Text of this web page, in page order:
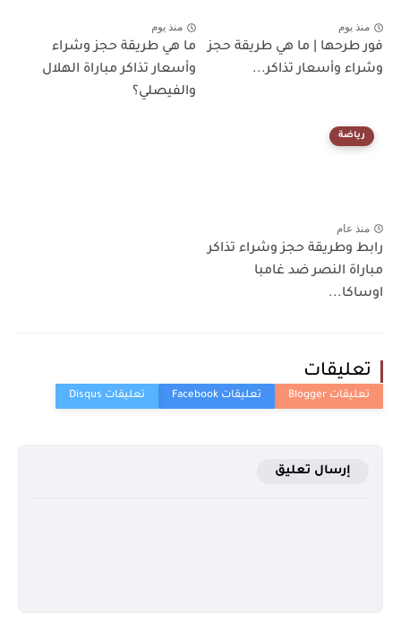
منذ يوم
فور طرحها | ما هي طريقة حجز
وشراء وأسعار تذاكر...
منذ يوم
ما هي طريقة حجز وشراء
وأسعار تذاكر مباراة الهلال
والفيصلي؟
رياضة
منذ عام
رابط وطريقة حجز وشراء تذاكر
مباراة النصر ضد غامبا
اوساكا...
تعليقات
إرسال تعليق